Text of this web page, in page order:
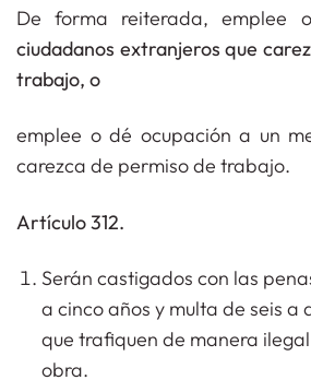
De forma reiterada, emplee
ciudadanos extranjeros que
trabajo, o
emplee o dé ocupación a un
carezca de permiso de trabajo.
Artículo 312.
Serán castigados con las
a cinco años y multa de seis a
que trafiquen de manera
obra.